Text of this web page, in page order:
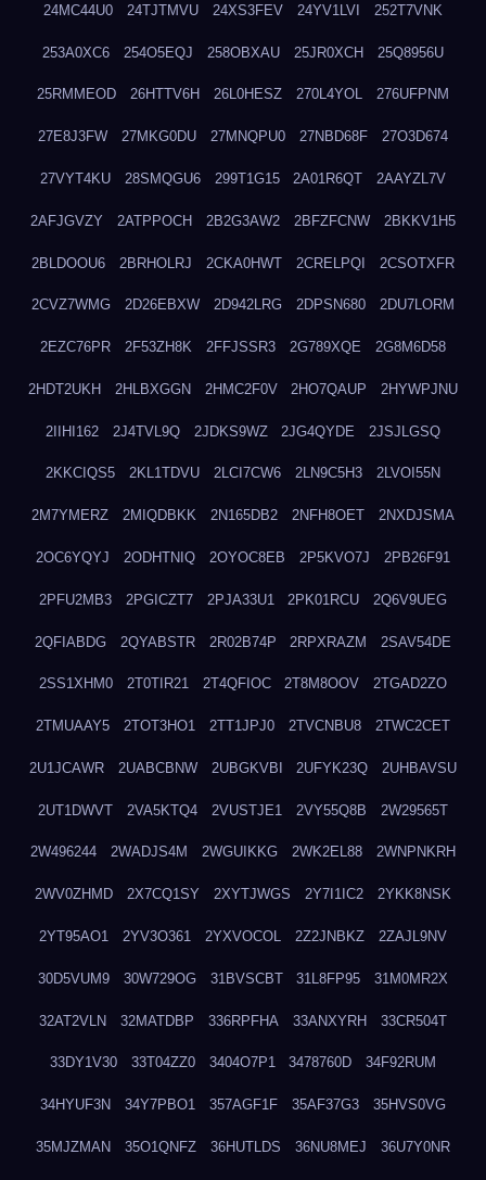
24MC44U0 24TJTMVU 24XS3FEV 24YV1LVI 252T7VNK
253A0XC6 254O5EQJ 258OBXAU 25JR0XCH 25Q8956U
25RMMEOD 26HTTV6H 26L0HESZ 270L4YOL 276UFPNM
27E8J3FW 27MKG0DU 27MNQPU0 27NBD68F 27O3D674
27VYT4KU 28SMQGU6 299T1G15 2A01R6QT 2AAYZL7V
2AFJGVZY 2ATPPOCH 2B2G3AW2 2BFZFCNW 2BKKV1H5
2BLDOOU6 2BRHOLRJ 2CKA0HWT 2CRELPQI 2CSOTXFR
2CVZ7WMG 2D26EBXW 2D942LRG 2DPSN680 2DU7LORM
2EZC76PR 2F53ZH8K 2FFJSSR3 2G789XQE 2G8M6D58
2HDT2UKH 2HLBXGGN 2HMC2F0V 2HO7QAUP 2HYWPJNU
2IIHI162 2J4TVL9Q 2JDKS9WZ 2JG4QYDE 2JSJLGSQ
2KKCIQS5 2KL1TDVU 2LCI7CW6 2LN9C5H3 2LVOI55N
2M7YMERZ 2MIQDBKK 2N165DB2 2NFH8OET 2NXDJSMA
2OC6YQYJ 2ODHTNIQ 2OYOC8EB 2P5KVO7J 2PB26F91
2PFU2MB3 2PGICZT7 2PJA33U1 2PK01RCU 2Q6V9UEG
2QFIABDG 2QYABSTR 2R02B74P 2RPXRAZM 2SAV54DE
2SS1XHM0 2T0TIR21 2T4QFIOC 2T8M8OOV 2TGAD2ZO
2TMUAAY5 2TOT3HO1 2TT1JPJ0 2TVCNBU8 2TWC2CET
2U1JCAWR 2UABCBNW 2UBGKVBI 2UFYK23Q 2UHBAVSU
2UT1DWVT 2VA5KTQ4 2VUSTJE1 2VY55Q8B 2W29565T
2W496244 2WADJS4M 2WGUIKKG 2WK2EL88 2WNPNKRH
2WV0ZHMD 2X7CQ1SY 2XYTJWGS 2Y7I1IC2 2YKK8NSK
2YT95AO1 2YV3O361 2YXVOCOL 2Z2JNBKZ 2ZAJL9NV
30D5VUM9 30W729OG 31BVSCBT 31L8FP95 31M0MR2X
32AT2VLN 32MATDBP 336RPFHA 33ANXYRH 33CR504T
33DY1V30 33T04ZZ0 3404O7P1 3478760D 34F92RUM
34HYUF3N 34Y7PBO1 357AGF1F 35AF37G3 35HVS0VG
35MJZMAN 35O1QNFZ 36HUTLDS 36NU8MEJ 36U7Y0NR